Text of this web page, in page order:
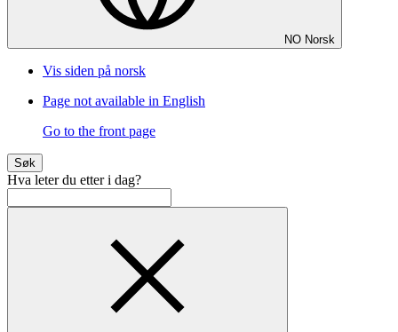
NO Norsk
Vis siden på norsk
Page not available in English
Go to the front page
Søk
Hva leter du etter i dag?